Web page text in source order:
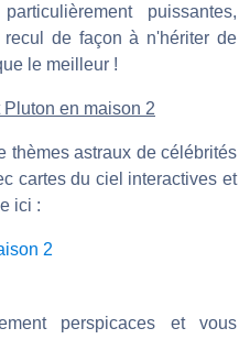
puissantes,
de façon à n'hériter de
le meilleur !
en maison 2
thèmes astraux de célébrités
cartes du ciel interactives et
ici :
2
perspicaces et vous